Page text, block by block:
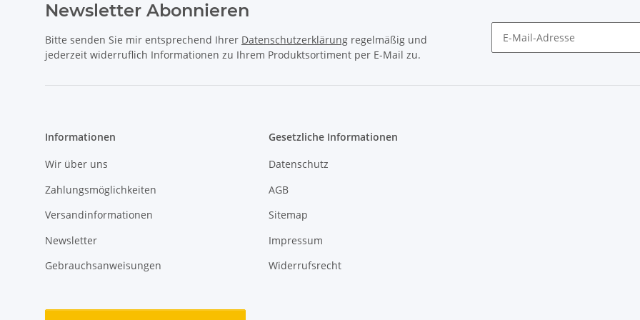
Newsletter Abonnieren
Bitte senden Sie mir entsprechend Ihrer Datenschutzerklärung regelmäßig und
jederzeit widerruflich Informationen zu Ihrem Produktsortiment per E-Mail zu.
Informationen
Wir über uns
Zahlungsmöglichkeiten
Versandinformationen
Newsletter
Gebrauchsanweisungen
Gesetzliche Informationen
Datenschutz
AGB
Sitemap
Impressum
Widerrufsrecht